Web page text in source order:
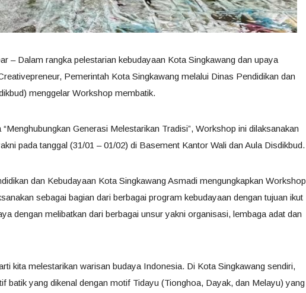
– Dalam rangka pelestarian kebudayaan Kota Singkawang dan upaya
Pemerintah Kota Singkawang melalui Dinas Pendidikan dan
menggelar Workshop membatik.
Generasi Melestarikan Tradisi”, Workshop ini dilaksanakan
pada tanggal (31/01 – 01/02) di Basement Kantor Wali dan Aula Disdikbud.
dan Kebudayaan Kota Singkawang Asmadi mengungkapkan Workshop
sebagai bagian dari berbagai program kebudayaan dengan tujuan ikut
dengan melibatkan dari berbagai unsur yakni organisasi, lembaga adat dan
kita melestarikan warisan budaya Indonesia. Di Kota Singkawang sendiri,
batik yang dikenal dengan motif Tidayu (Tionghoa, Dayak, dan Melayu) yang